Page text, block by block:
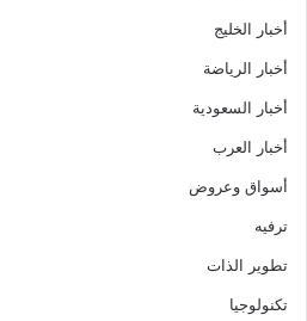
أخبار الخليج
أخبار الرياضة
أخبار السعودية
أخبار العرب
أسواق وعروض
ترفيه
تطوير الذات
تكنولوجيا